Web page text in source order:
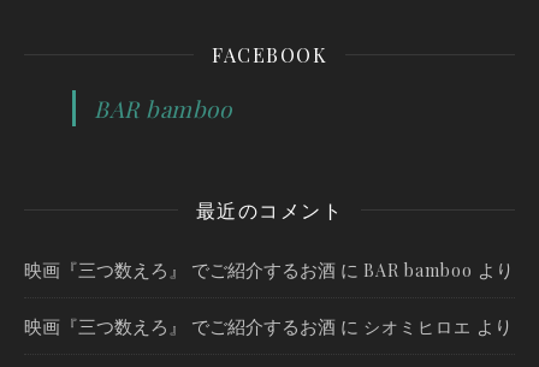
FACEBOOK
BAR bamboo
最近のコメント
映画『三つ数えろ』 でご紹介するお酒 に BAR bamboo より
映画『三つ数えろ』 でご紹介するお酒 に シオミヒロエ より